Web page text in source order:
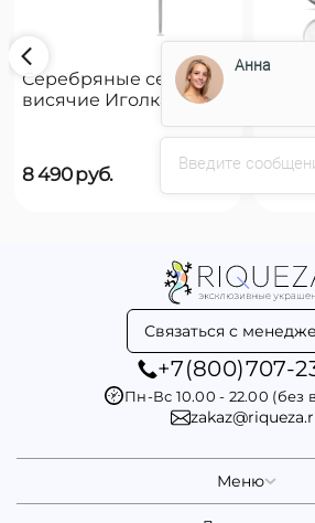
Серебряные серьги
висячие Иголка с
Needle and button
8 490руб. 8 490
Связаться с
+7(800)707-
Пн-Вс 10.00 - 22.00 (без
Меню
Введите
Анна